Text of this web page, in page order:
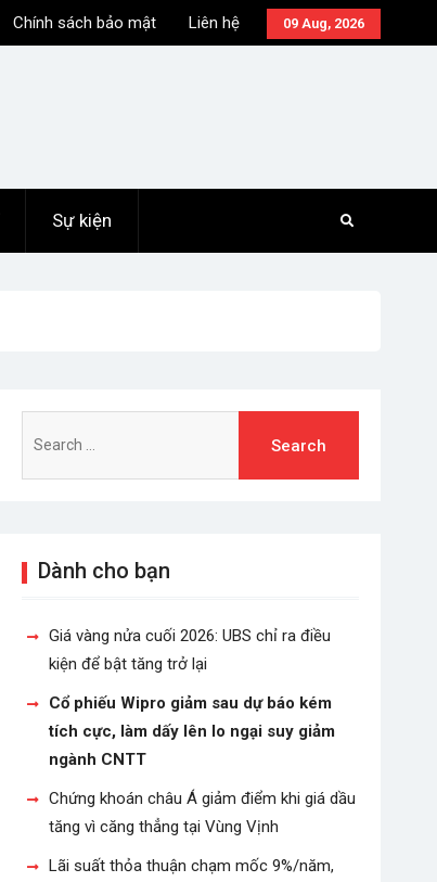
09 Aug, 2026
Chính sách bảo mật Liên hệ
Sự kiện
for:
Dành cho bạn
Giá vàng nửa cuối 2026: UBS chỉ ra điều
kiện để bật tăng trở lại
Cổ phiếu Wipro giảm sau dự báo kém
tích cực, làm dấy lên lo ngại suy giảm
ngành CNTT
Chứng khoán châu Á giảm điểm khi giá dầu
tăng vì căng thẳng tại Vùng Vịnh
Lãi suất thỏa thuận chạm mốc 9%/năm,